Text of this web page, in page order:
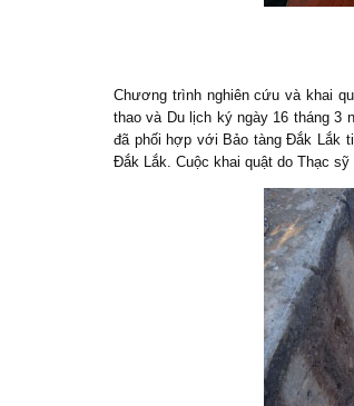
Chương trình nghiên cứu và khai
thao và Du lịch ký ngày 16 tháng 3
đã phối hợp với Bảo tàng Đắk Lắk
Đắk Lắk. Cuộc khai quật do Thạc